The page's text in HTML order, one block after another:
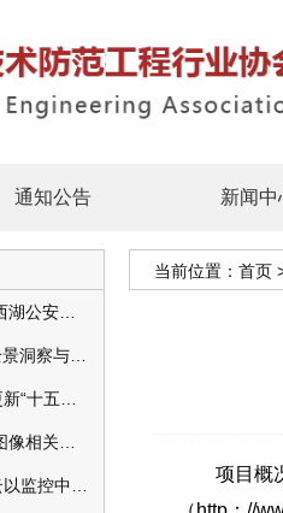
通知公告 新闻中
当前位置： 首页
项目概况